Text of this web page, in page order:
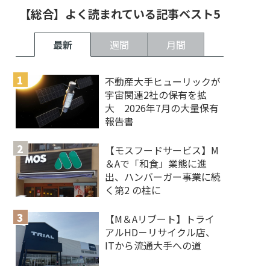
【総合】よく読まれている記事ベスト5
最新 週間 月間
不動産大手ヒューリックが
宇宙関連2社の保有を拡
大 2026年7月の大量保有
報告書
【モスフードサービス】M
＆Aで「和食」業態に進
出、ハンバーガー事業に続
く第2 の柱に
【M＆Aリブート】トライ
アルHD－リサイクル店、
ITから流通大手への道